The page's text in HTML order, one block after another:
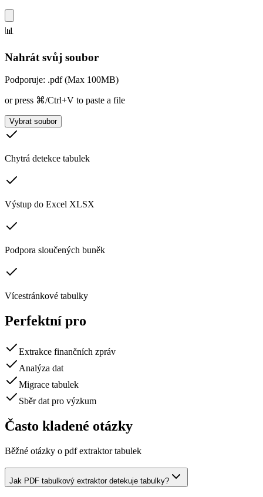
📊
Nahrát svůj soubor
Podporuje: .pdf (Max 100MB)
or press ⌘/Ctrl+V to paste a file
Vybrat soubor
Chytrá detekce tabulek
Výstup do Excel XLSX
Podpora sloučených buněk
Vícestránkové tabulky
Perfektní pro
Extrakce finančních zpráv
Analýza dat
Migrace tabulek
Sběr dat pro výzkum
Často kladené otázky
Běžné otázky o pdf extraktor tabulek
Jak PDF tabulkový extraktor detekuje tabulky?